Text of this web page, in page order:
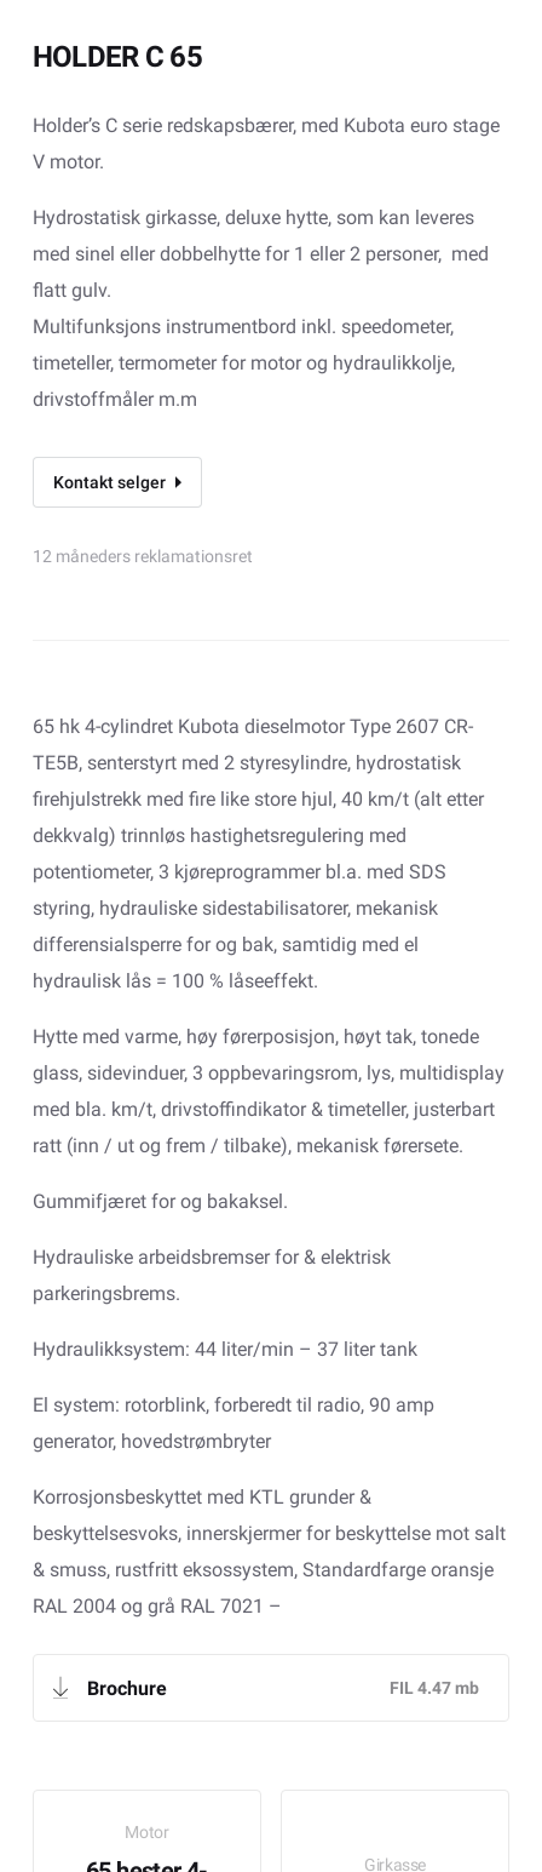
HOLDER C 65
Holder’s C serie redskapsbærer, med Kubota euro stage
V motor.
Hydrostatisk girkasse, deluxe hytte, som kan leveres
med sinel eller dobbelhytte for 1 eller 2 personer, med
flatt gulv.
Multifunksjons instrumentbord inkl. speedometer,
timeteller, termometer for motor og hydraulikkolje,
drivstoffmåler m.m
Kontakt selger
12 måneders reklamationsret
65 hk 4-cylindret Kubota dieselmotor Type 2607 CR-
TE5B, senterstyrt med 2 styresylindre, hydrostatisk
firehjulstrekk med fire like store hjul, 40 km/t (alt etter
dekkvalg) trinnløs hastighetsregulering med
potentiometer, 3 kjøreprogrammer bl.a. med SDS
styring, hydrauliske sidestabilisatorer, mekanisk
differensialsperre for og bak, samtidig med el
hydraulisk lås = 100 % låseeffekt.
Hytte med varme, høy førerposisjon, høyt tak, tonede
glass, sidevinduer, 3 oppbevaringsrom, lys, multidisplay
med bla. km/t, drivstoffindikator & timeteller, justerbart
ratt (inn / ut og frem / tilbake), mekanisk førersete.
Gummifjæret for og bakaksel.
Hydrauliske arbeidsbremser for & elektrisk
parkeringsbrems.
Hydraulikksystem: 44 liter/min – 37 liter tank
El system: rotorblink, forberedt til radio, 90 amp
generator, hovedstrømbryter
Korrosjonsbeskyttet med KTL grunder &
beskyttelsesvoks, innerskjermer for beskyttelse mot salt
& smuss, rustfritt eksossystem, Standardfarge oransje
RAL 2004 og grå RAL 7021 –
Brochure
Motor
Girkasse